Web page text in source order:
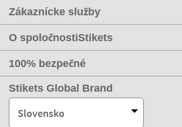
Zákaznícke služby
O spoločnostiStikets
100% bezpečné
Stikets Global Brand
Slovensko